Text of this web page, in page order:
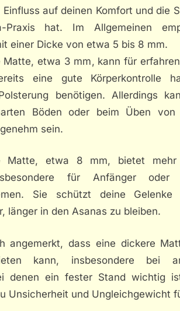
Einfluss auf deinen Komfort und die
Praxis hat. Im Allgemeinen
einer Dicke von etwa 5 bis 8 mm.
Matte, etwa 3 mm, kann für
eine gute Körperkontrolle
benötigen. Allerdings
Böden oder beim Üben von
sein.
Matte, etwa 8 mm, bietet mehr
für Anfänger oder
Sie schützt deine
länger in den Asanas zu bleiben.
angemerkt, dass eine dickere
kann, insbesondere bei
denen ein fester Stand wichtig
Unsicherheit und Ungleichgewicht